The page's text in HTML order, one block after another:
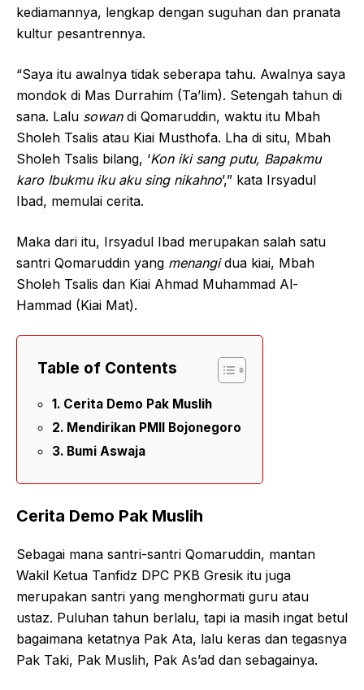
kediamannya, lengkap dengan suguhan dan pranata
kultur pesantrennya.
“Saya itu awalnya tidak seberapa tahu. Awalnya saya
mondok di Mas Durrahim (Ta’lim). Setengah tahun di
sana. Lalu sowan di Qomaruddin, waktu itu Mbah
Sholeh Tsalis atau Kiai Musthofa. Lha di situ, Mbah
Sholeh Tsalis bilang, ‘Kon iki sang putu, Bapakmu
karo Ibukmu iku aku sing nikahno’,” kata Irsyadul
Ibad, memulai cerita.
Maka dari itu, Irsyadul Ibad merupakan salah satu
santri Qomaruddin yang menangidua kiai, Mbah
Sholeh Tsalis dan Kiai Ahmad Muhammad Al-
Hammad (Kiai Mat).
Table of Contents
Cerita Demo Pak Muslih
Mendirikan PMII Bojonegoro
Bumi Aswaja
Cerita Demo Pak Muslih
Sebagai mana santri-santri Qomaruddin, mantan
Wakil Ketua Tanfidz DPC PKB Gresik itu juga
merupakan santri yang menghormati guru atau
ustaz. Puluhan tahun berlalu, tapi ia masih ingat betul
bagaimana ketatnya Pak Ata, lalu keras dan tegasnya
Pak Taki, Pak Muslih, Pak As’ad dan sebagainya.